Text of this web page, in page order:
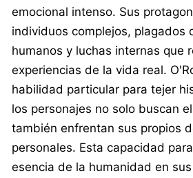
emocional intenso. Sus
individuos complejos, plagados
humanos y luchas internas que
experiencias de la vida real.
habilidad particular para tejer
los personajes no solo buscan
también enfrentan sus propios
personales. Esta capacidad
esencia de la humanidad en